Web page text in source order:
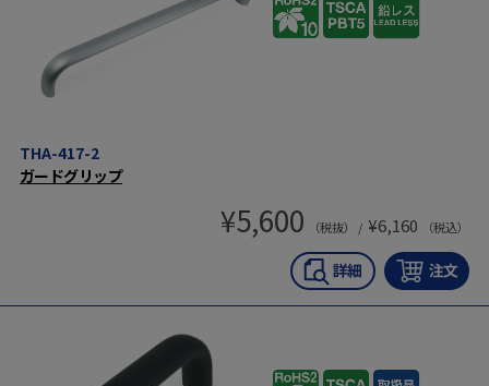
THA-417-2
ガードグリップ
¥5,600 （税抜） / ¥6,160 （税込）